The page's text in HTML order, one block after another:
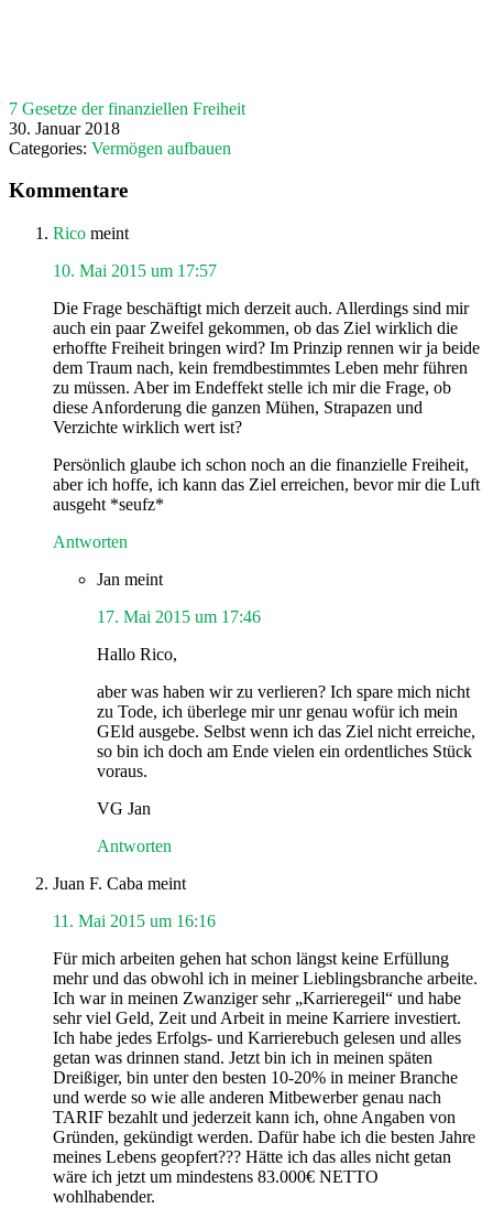
7 Gesetze der finanziellen Freiheit
30. Januar 2018
Categories: Vermögen aufbauen
Interaktionen
Kommentare
Rico meint
10. Mai 2015 um 17:57
Die Frage beschäftigt mich derzeit auch. Allerdings sind mir
auch ein paar Zweifel gekommen, ob das Ziel wirklich die
erhoffte Freiheit bringen wird? Im Prinzip rennen wir ja beide
dem Traum nach, kein fremdbestimmtes Leben mehr führen
zu müssen. Aber im Endeffekt stelle ich mir die Frage, ob
diese Anforderung die ganzen Mühen, Strapazen und
Verzichte wirklich wert ist?
Persönlich glaube ich schon noch an die finanzielle Freiheit,
aber ich hoffe, ich kann das Ziel erreichen, bevor mir die Luft
ausgeht *seufz*
Antworten
Jan meint
17. Mai 2015 um 17:46
Hallo Rico,
aber was haben wir zu verlieren? Ich spare mich nicht
zu Tode, ich überlege mir unr genau wofür ich mein
GEld ausgebe. Selbst wenn ich das Ziel nicht erreiche,
so bin ich doch am Ende vielen ein ordentliches Stück
voraus.
VG Jan
Antworten
Juan F. Caba meint
11. Mai 2015 um 16:16
Für mich arbeiten gehen hat schon längst keine Erfüllung
mehr und das obwohl ich in meiner Lieblingsbranche arbeite.
Ich war in meinen Zwanziger sehr „Karrieregeil“ und habe
sehr viel Geld, Zeit und Arbeit in meine Karriere investiert.
Ich habe jedes Erfolgs- und Karrierebuch gelesen und alles
getan was drinnen stand. Jetzt bin ich in meinen späten
Dreißiger, bin unter den besten 10-20% in meiner Branche
und werde so wie alle anderen Mitbewerber genau nach
TARIF bezahlt und jederzeit kann ich, ohne Angaben von
Gründen, gekündigt werden. Dafür habe ich die besten Jahre
meines Lebens geopfert??? Hätte ich das alles nicht getan
wäre ich jetzt um mindestens 83.000€ NETTO
wohlhabender.